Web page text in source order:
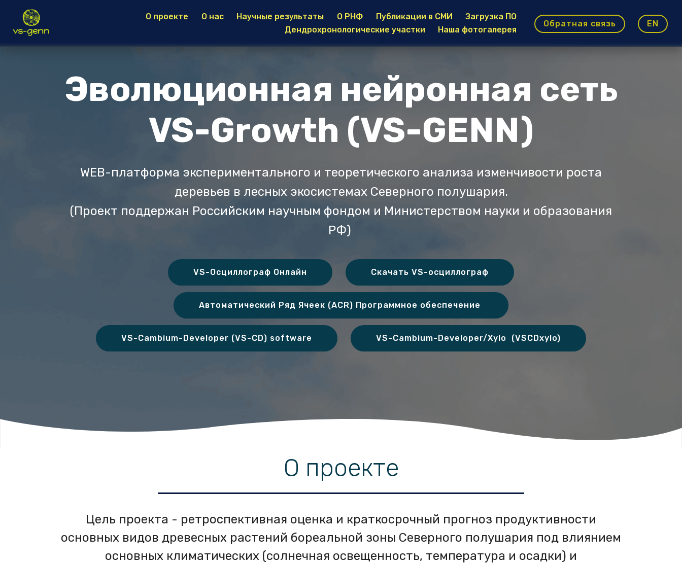
О проекте О нас Научные результаты О РНФ Публикации в СМИ
Загрузка ПО
Дендрохронологические участки
Наша фотогалерея
Обратная связь EN
Эволюционная нейронная сеть
VS-Growth (VS-GENN)
WEB-платформа экспериментального и теоретического анализа изменчивости роста
деревьев в лесных экосистемах Северного полушария.
(Проект поддержан Российским научным фондом и Министерством науки и образования
РФ)
VS-Осциллограф Онлайн Скачать VS-осциллограф
Автоматический Ряд Ячеек (ACR) Программное обеспечение
VS-Cambium-Developer (VS-CD) software VS-Cambium-Developer/Xylo (VSCDxylo)
О проекте
Цель проекта - ретроспективная оценка и краткосрочный прогноз продуктивности
основных видов древесных растений бореальной зоны Северного полушария под влиянием
основных климатических (солнечная освещенность, температура и осадки) и